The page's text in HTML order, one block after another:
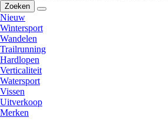
Zoeken
Nieuw
Wintersport
Wandelen
Trailrunning
Hardlopen
Verticaliteit
Watersport
Vissen
Uitverkoop
Merken